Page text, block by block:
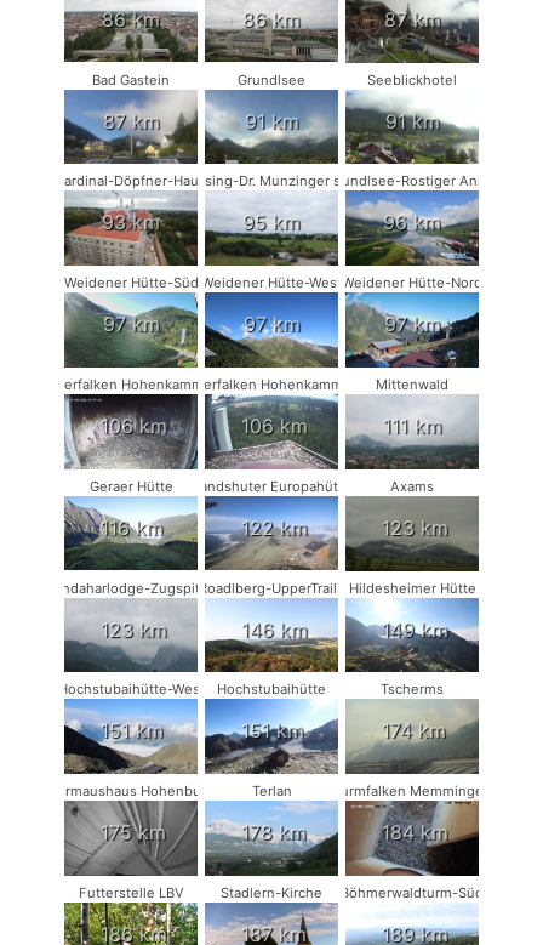
86 km 86 km 87 km
Bad Gastein
87 km
Grundlsee
91 km
Seeblickhotel
91 km
Kardinal-Döpfner-Haus
93 km
Münsing-Dr. Munzinger sport
95 km
Grundlsee-Rostiger Anker
96 km
Weidener Hütte-Süd
97 km
Weidener Hütte-West
97 km
Weidener Hütte-Nord
97 km
Wanderfalken Hohenkammer #1
106 km
Wanderfalken Hohenkammer #2
106 km
Mittenwald
111 km
Geraer Hütte
116 km
Landshuter Europahütte
122 km
Axams
123 km
Kandaharlodge-Zugspitze
123 km
Roadlberg-UpperTrails
146 km
Hildesheimer Hütte
149 km
Hochstubaihütte-West
151 km
Hochstubaihütte
151 km
Tscherms
174 km
Fledermaushaus Hohenburg #2
175 km
Terlan
178 km
Turmfalken Memmingen
184 km
Futterstelle LBV
186 km
Stadlern-Kirche
187 km
Böhmerwaldturm-Süd
189 km